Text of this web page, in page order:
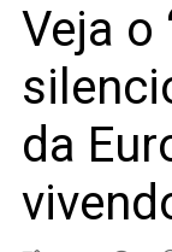
Veja o
da